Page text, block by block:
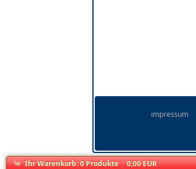
impressum
Ihr Warenkorb:0Produkte 0,00 EUR